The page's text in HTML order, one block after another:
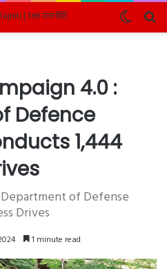
Switch
skin
4.0 :
Defence
1,444
of Defense
Drives
1 minute read